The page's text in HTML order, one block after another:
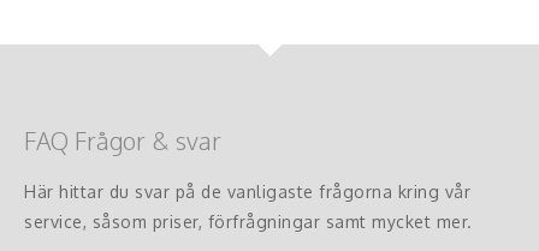
FAQ Frågor & svar
Här hittar du svar på de vanligaste frågorna kring vår
service, såsom priser, förfrågningar samt mycket mer.